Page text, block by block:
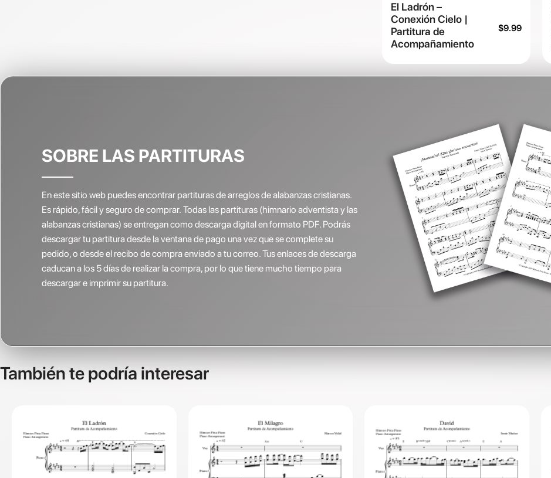
El Ladrón –
Conexión Cielo |
Partitura de
Acompañamiento
$9.99
SOBRE LAS PARTITURAS
En este sitio web puedes encontrar partituras de arreglos de alabanzas cristianas.
Es rápido, fácil y seguro de comprar. Todas las partituras (himnario adventista y las
alabanzas cristianas) se entregan como descarga digital en formato PDF. Podrás
descargar tu partitura desde la ventana de pago una vez que se complete su
pedido, o desde el recibo de compra enviado a tu correo. Tus enlaces de descarga
caducan a los 5 días de realizar la compra, por lo que tiene mucho tiempo para
descargar e imprimir su partitura.
También te podría interesar